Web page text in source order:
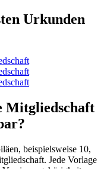
Urkunden
Mitgliedschaft
beispielsweise 10,
Jede Vorlage